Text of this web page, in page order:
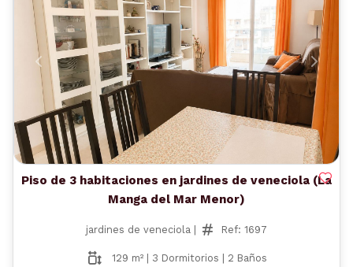
Anterior
Piso de 3 habitaciones en jardines de veneciola (La
Manga del Mar Menor)
jardines de veneciola | Ref: 1697
129 m² | 3 Dormitorios | 2 Baños